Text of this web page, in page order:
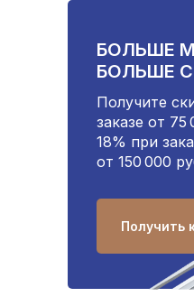
БОЛЬШЕ
БОЛЬШЕ
Получите
заказе от 75
18% при
от 150 000
Получить